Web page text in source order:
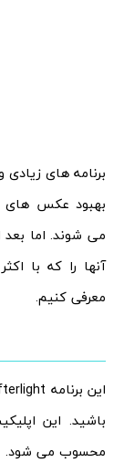
برنامه های
بهبود عکس های
می شوند. اما بعد
آنها را که با
معرفی کنیم.
محسوب می شود. با